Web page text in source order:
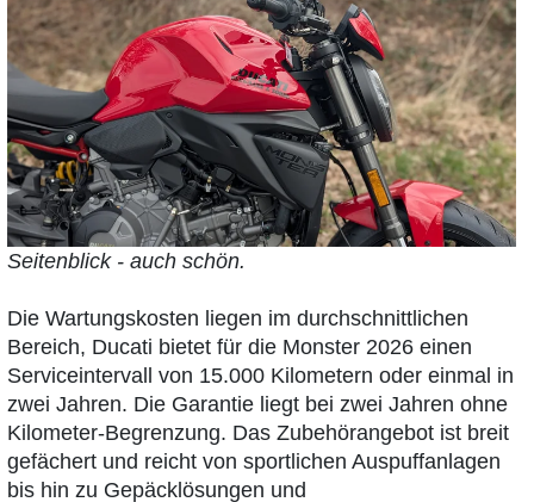
Seitenblick - auch schön.
Die Wartungskosten liegen im durchschnittlichen
Bereich, Ducati bietet für die Monster 2026 einen
Serviceintervall von 15.000 Kilometern oder einmal in
zwei Jahren. Die Garantie liegt bei zwei Jahren ohne
Kilometer-Begrenzung. Das Zubehörangebot ist breit
gefächert und reicht von sportlichen Auspuffanlagen
bis hin zu Gepäcklösungen und